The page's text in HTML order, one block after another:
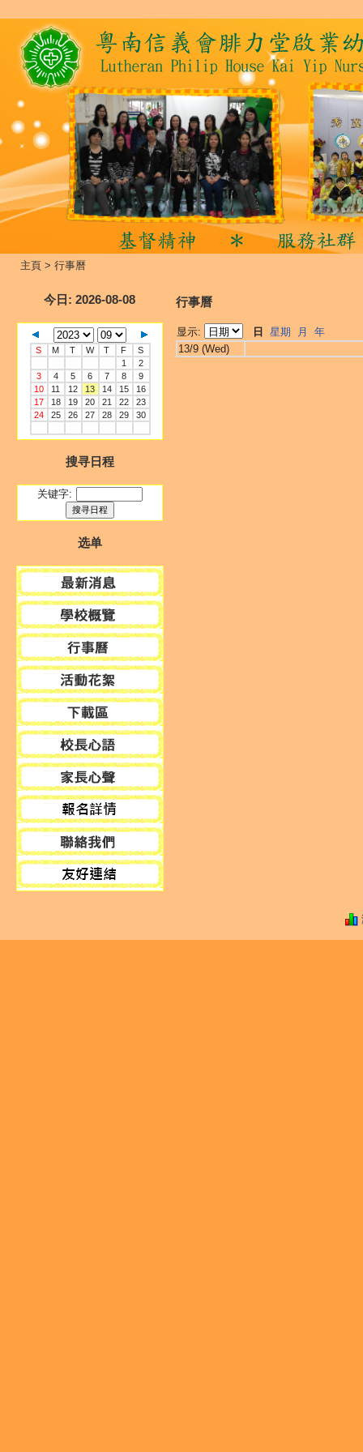
主頁 > 行事曆
今日 : 2026-08-08
S M T W T F
S
1
2
3
4 5 6 7 8
9
10
11 12 13 14 15
16
17
18 19 20 21 22
23
24
25 26 27 28 29 30
搜寻日程
关键字:
选单
行事曆
显示: 日 星期 月
年
13/9 (Wed)